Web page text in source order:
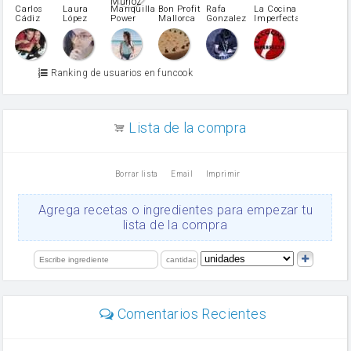
pimiento verde
miel
vino blanco
Azúcar glass
Azúcar moreno
Zumo de limón
arroz
Ajos
Levadura
limón
Carlos
Cádiz
Laura
López
Martínez
Mariquilla
Power
Bon Profit
Mallorca
Rafa
Gonzalez
La Cocina
Imperfecta
Ranking de usuarios en funcook
Lista de la compra
Borrar lista Email Imprimir
Agrega recetas o ingredientes para empezar tu
lista de la compra
Comentarios Recientes